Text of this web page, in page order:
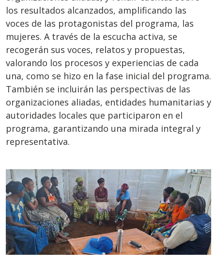
los resultados alcanzados, amplificando las
voces de las protagonistas del programa, las
mujeres. A través de la escucha activa, se
recogerán sus voces, relatos y propuestas,
valorando los procesos y experiencias de cada
una, como se hizo en la fase inicial del programa.
También se incluirán las perspectivas de las
organizaciones aliadas, entidades humanitarias y
autoridades locales que participaron en el
programa, garantizando una mirada integral y
representativa.